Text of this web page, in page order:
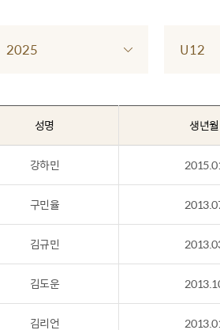
2025 U12
성명 생년월
강하민
구민율
김규민
김도운
김리언